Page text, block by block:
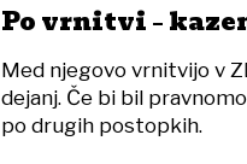
Po vrnitvi –
Med njegovo vrnitvijo v
dejanj. Če bi bil
po drugih postopkih.